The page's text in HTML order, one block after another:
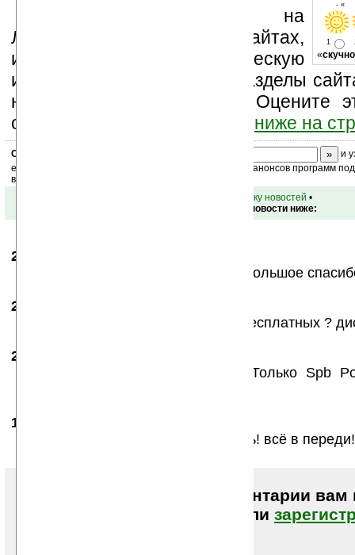
- «
1
«скучно
Устанавливайте линк на
Ладошки на своих сайтах,
изучайте коммерческую
информацию, посещайте разделы
новости, файлы, прочие). Оцените
оставьте свой комментарий ниже на
Скоро
и
ежедневный или еженедельный дайджест новостей, анонсов программ
ваш почтовый ящик.
вернуться к списку новостей •
Обсуждение этой новости ниже:
23.10.2007
Подборка на 5 балов с плюсом!!! Большое
23.10.2007
мда... а почему на Покет больше бесплатных ?
23.10.2007
Все Отлично! Pocket за рулём! Только Spb
13.11.2007
Очень хорошо! Palm не обижайтесь! всё в переди!
Чтобы писать комментарии вам
или